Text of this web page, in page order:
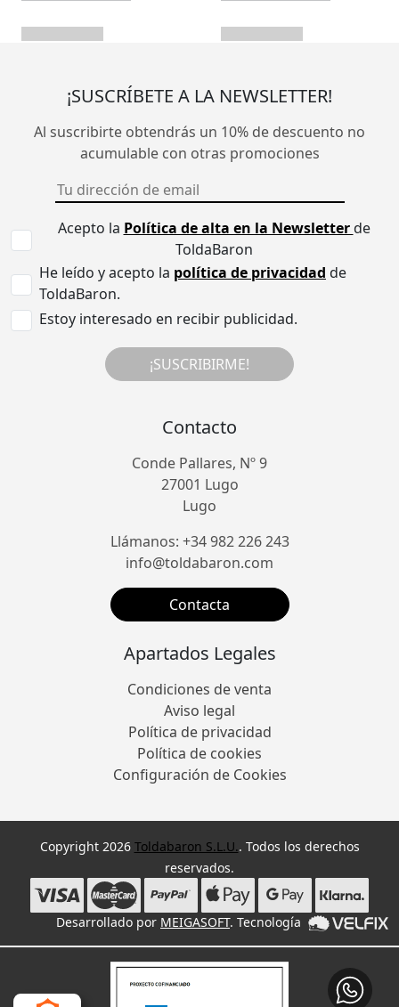
¡SUSCRÍBETE A LA NEWSLETTER!
Al suscribirte obtendrás un 10% de descuento no
acumulable con otras promociones
Acepto la Política de alta en la Newsletterde
ToldaBaron
He leído y acepto la política de privacidad de
ToldaBaron.
Estoy interesado en recibir publicidad.
¡SUSCRIBIRME!
Contacto
Conde Pallares, Nº 9
27001 Lugo
Lugo
Llámanos: +34 982 226 243
info@toldabaron.com
Contacta
Apartados Legales
Condiciones de venta
Aviso legal
Política de privacidad
Política de cookies
Configuración de Cookies
Copyright 2026 Toldabaron S.L.U.. Todos los derechos
reservados.
Desarrollado por MEIGASOFT. Tecnología